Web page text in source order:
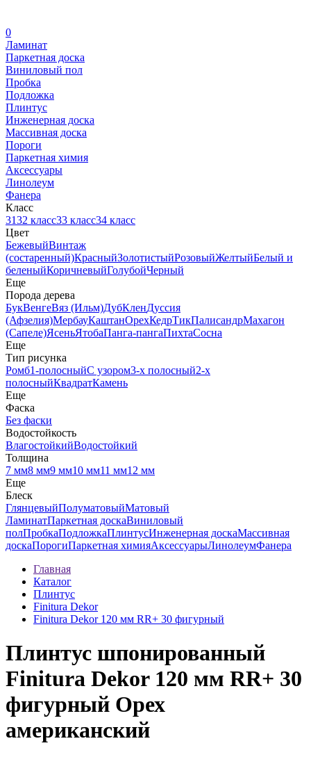
0
Ламинат
Паркетная доска
Виниловый пол
Пробка
Подложка
Плинтус
Инженерная доска
Массивная доска
Пороги
Паркетная химия
Аксессуары
Линолеум
Фанера
Класс
3132 класс33 класс34 класс
Цвет
БежевыйВинтаж
(состаренный)КрасныйЗолотистыйРозовыйЖелтыйБелый и
беленыйКоричневыйГолубойЧерный
Еще
Порода дерева
БукВенгеВяз (Ильм)ДубКленДуссия
(Афзелия)МербауКаштанОрехКедрТикПалисандрМахагон
(Сапеле)ЯсеньЯтобаПанга-пангаПихтаСосна
Еще
Тип рисунка
Ромб1-полосныйС узором3-х полосный2-х
полосныйКвадратКамень
Еще
Фаска
Без фаски
Водостойкость
ВлагостойкийВодостойкий
Толщина
7 мм8 мм9 мм10 мм11 мм12 мм
Еще
Блеск
ГлянцевыйПолуматовыйМатовый
ЛаминатПаркетная доскаВиниловый
полПробкаПодложкаПлинтусИнженерная доскаМассивная
доскаПорогиПаркетная химияАксессуарыЛинолеумФанера
Главная
Каталог
Плинтус
Finitura Dekor
Finitura Dekor 120 мм RR+ 30 фигурный
Плинтус шпонированный
Finitura Dekor 120 мм RR+ 30
фигурный Орех
американский